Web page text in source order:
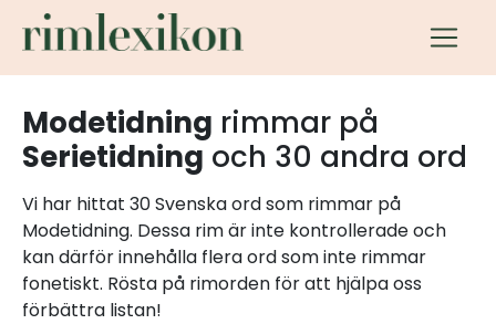
Modetidning rimmar på
Serietidning och 30 andra ord
Vi har hittat 30 Svenska ord som rimmar på
Modetidning. Dessa rim är inte kontrollerade och
kan därför innehålla flera ord som inte rimmar
fonetiskt. Rösta på rimorden för att hjälpa oss
förbättra listan!